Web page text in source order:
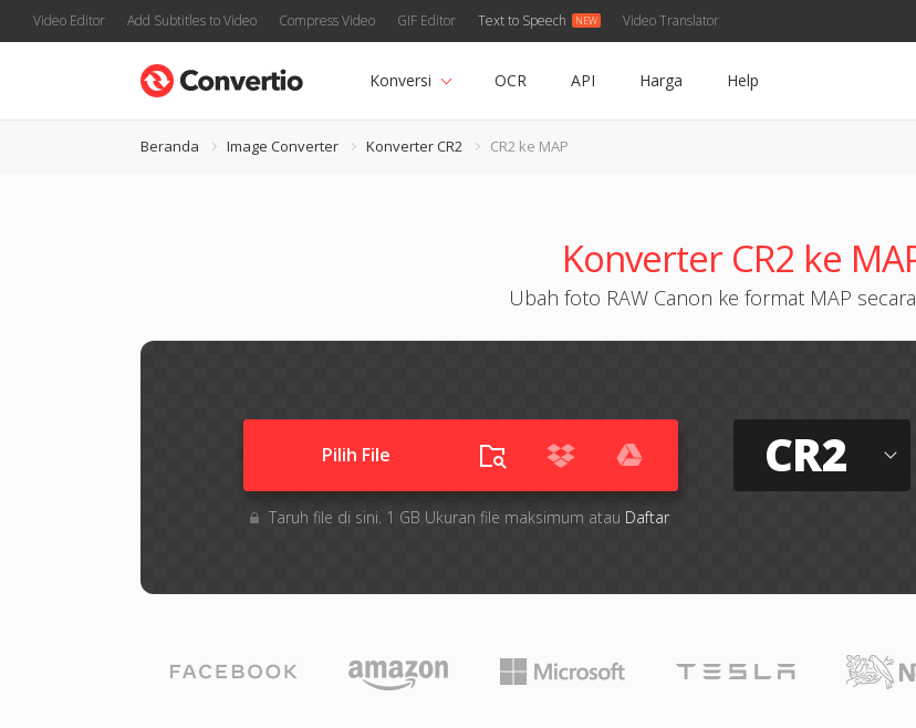
Video Editor Add Subtitles to Video Compress Video GIF Editor Text to Speech Video Translator
Konversi OCR API Harga Help
Beranda Image Converter Konverter CR2 CR2 ke MAP
Konverter CR2 ke
Ubah foto RAW Canon ke format MAP
Pilih File
Taruh file di sini. 1 GB Ukuran file maksimum atau Daftar
CR2